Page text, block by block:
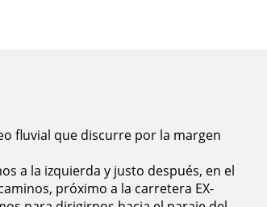
fluvial que discurre por la margen
a la izquierda y justo después, en el
próximo a la carretera EX-